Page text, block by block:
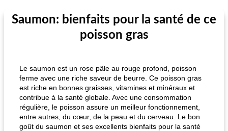
Saumon: bienfaits pour la santé de ce
poisson gras
Le saumon est un rose pâle au rouge profond, poisson
ferme avec une riche saveur de beurre. Ce poisson gras
est riche en bonnes graisses, vitamines et minéraux et
contribue à la santé globale. Avec une consommation
régulière, le poisson assure un meilleur fonctionnement,
entre autres, du cœur, de la peau et du cerveau. Le bon
goût du saumon et ses excellents bienfaits pour la santé